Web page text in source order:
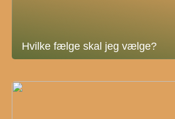
Hvilke fælge skal jeg vælge?